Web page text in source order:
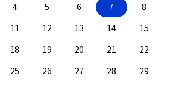
4 5 6 7
8
11 12 13 14
15
18 19 20 21
22
25 26 27 28
29